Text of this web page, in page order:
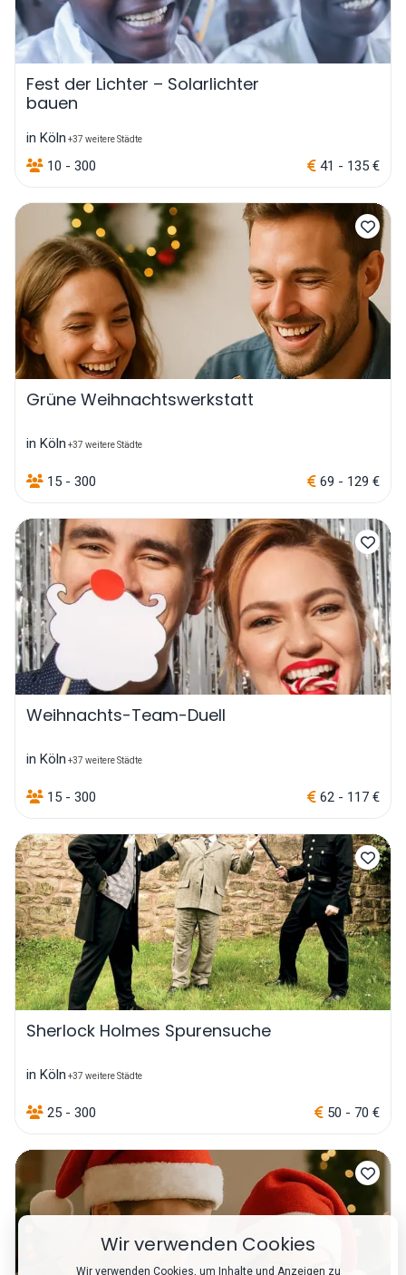
Fest der Lichter – Solarlichter
bauen
in Köln +37 weitere Städte
10 - 300 41 - 135 €
Grüne Weihnachtswerkstatt
in Köln +37 weitere Städte
15 - 300 69 - 129 €
Weihnachts-Team-Duell
in Köln +37 weitere Städte
15 - 300 62 - 117 €
Sherlock Holmes Spurensuche
in Köln +37 weitere Städte
25 - 300 50 - 70 €
Wir verwenden Cookies
Wir verwenden Cookies, um Inhalte und Anzeigen zu